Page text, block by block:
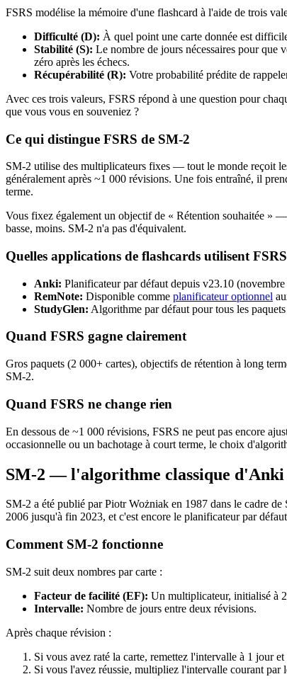
FSRS modélise la mémoire d'une flashcard à l'aide de trois
Difficulté (D): À quel point une carte donnée est
Stabilité (S): Le nombre de jours nécessaires pour que
zéro après les échecs.
Récupérabilité (R): Votre probabilité prédite de
Avec ces trois valeurs, FSRS répond à une question pour
que vous vous en souveniez ?
Ce qui distingue FSRS de SM-2
SM-2 utilise des multiplicateurs fixes — tout le monde reçoit
généralement après ~1 000 révisions. Une fois entraîné, il
terme.
Vous fixez également un objectif de « Rétention souhaitée »
basse, moins. SM-2 n'a pas d'équivalent.
Quelles applications de flashcards utilisent FSRS
Anki: Planificateur par défaut depuis v23.10
RemNote: Disponible comme planificateur optionnel
StudyGlen: Algorithme par défaut pour tous les
Quand FSRS gagne clairement
Gros paquets (2 000+ cartes), objectifs de rétention à long
SM-2.
Quand FSRS ne change rien
En dessous de ~1 000 révisions, FSRS ne peut pas encore
occasionnelle ou un bachotage à court terme, le choix
SM-2 — l'algorithme classique d'Anki
SM-2 a été publié par Piotr Wożniak en 1987 dans le cadre
2006 jusqu'à fin 2023, et c'est encore le planificateur par
Comment SM-2 fonctionne
SM-2 suit deux nombres par carte :
Facteur de facilité (EF): Un multiplicateur, initialisé à
Intervalle: Nombre de jours entre deux révisions.
Après chaque révision :
Si vous avez raté la carte, remettez l'intervalle à 1 jour
Si vous l'avez réussie, multipliez l'intervalle courant